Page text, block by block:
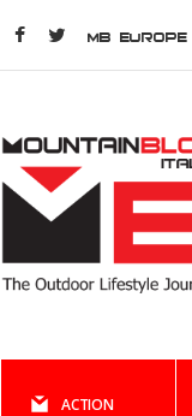
MB EUROPE
ACTION